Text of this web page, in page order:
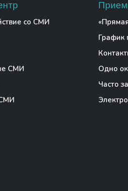
со СМИ
СМИ
График
Одно
Часто